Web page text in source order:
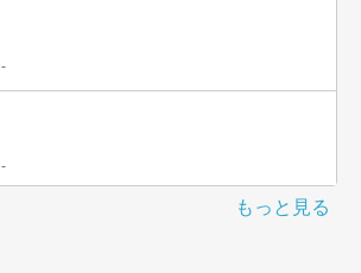
-
-
もっと見る